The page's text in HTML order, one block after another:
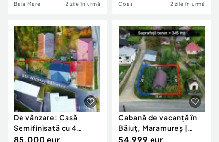
Baia Mare 2 zile în urmă Coas 2 zile în urmă
De vânzare: Casă
Semifinisată cu 4
Camere - Somcuta
85.000 eur
Cabană de vacanță în
Băiuț, Maramureș |
Natură, l...
54.999 eur